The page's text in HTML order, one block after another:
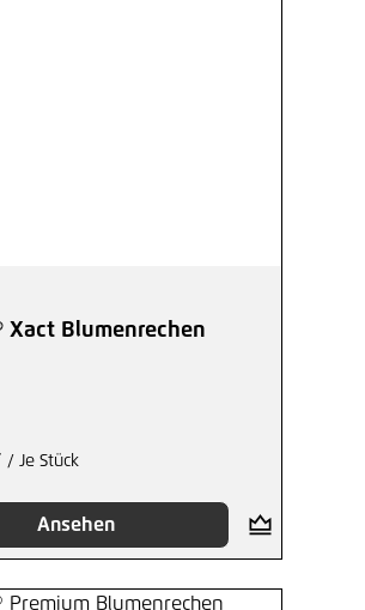
Xact Blumenrechen
/ Je Stück
Ansehen